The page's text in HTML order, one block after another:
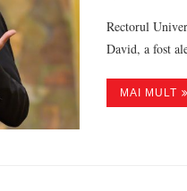
Rectorul
David, a fost
MAI MULT